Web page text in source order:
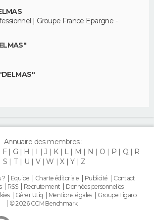
| Groupe France Epargne -
Annuaire des membres :
F G H I J K L M N O P Q
R
S
T U V W X Y Z
? Equipe Charte éditoriale Publicité
Contact
RSS Recrutement
Données personnelles
Gérer Utiq Mentions légales
Groupe Figaro
© 2026 CCM Benchmark